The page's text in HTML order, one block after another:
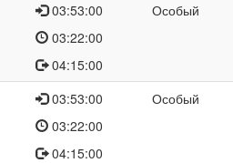
03:53:00
03:22:00
04:15:00
Особый
03:53:00
03:22:00
04:15:00
Особый